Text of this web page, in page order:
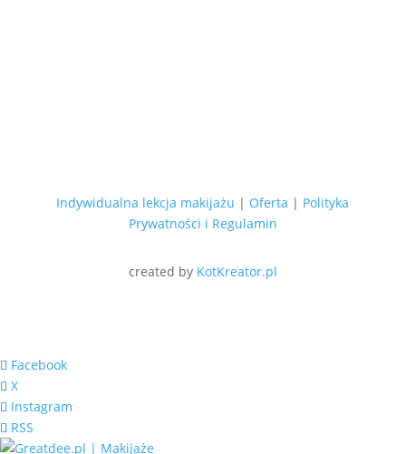
Indywidualna lekcja makijażu | Oferta | Polityka
Prywatności i Regulamin
created by KotKreator.pl
Facebook
X
Instagram
RSS